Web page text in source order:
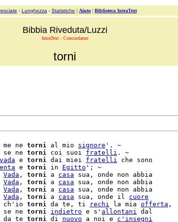
- Lunghezza - Statistiche | Aiuto | Biblioteca IntraText
Bibbia Riveduta/Luzzi
IntraText - Concordanze
torni
ne torni al mio signore '. ~
se ne torni coi suoi fratelli . ~
vada e torni dai miei fratelli che sono
e torni in Egitto '; ~
Vada , torni a casa sua, onde non abbia
Vada , torni a casa sua, onde non abbia
Vada , torni a casa sua, onde non abbia
Vada , torni a casa sua, onde il cuore
ch'io torni da te, ti rechi la mia offerta
se ne torni indietro e s' allontani dal
da te torni di nuovo a noi e c' insegni